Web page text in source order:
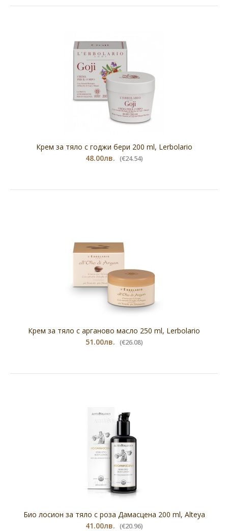
Крем за тяло с годжи бери 200 ml, Lerbolario
48.00лв. (€24.54)
Крем за тяло с арганово масло 250 ml, Lerbolario
51.00лв. (€26.08)
Био лосион за тяло с роза Дамасцена 200 ml, Alteya
41.00лв. (€20.96)